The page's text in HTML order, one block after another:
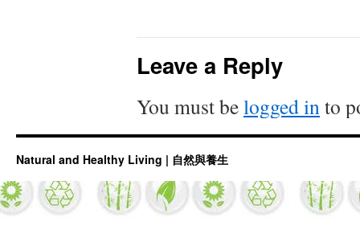
Leave a Reply
You must belogged into
Natural and Healthy Living | 自然與養生